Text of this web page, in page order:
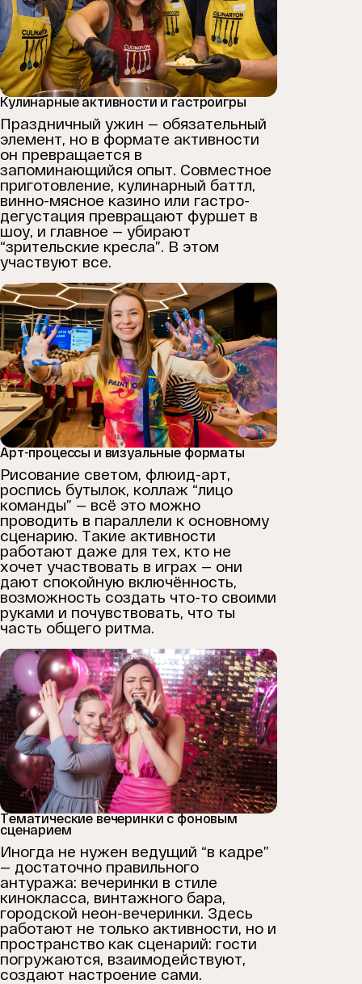
Кулинарные активности и гастроигры
Праздничный ужин — обязательный
элемент, но в формате активности
он превращается в
запоминающийся опыт. Совместное
приготовление, кулинарный баттл,
винно-мясное казино или гастро-
дегустация превращают фуршет в
шоу, и главное — убирают
“зрительские кресла”. В этом
участвуют все.
Арт-процессы и визуальные форматы
Рисование светом, флюид-арт,
роспись бутылок, коллаж “лицо
команды” — всё это можно
проводить в параллели к основному
сценарию. Такие активности
работают даже для тех, кто не
хочет участвовать в играх — они
дают спокойную включённость,
возможность создать что-то своими
руками и почувствовать, что ты
часть общего ритма.
Тематические вечеринки с фоновым
сценарием
Иногда не нужен ведущий “в кадре”
— достаточно правильного
антуража: вечеринки в стиле
кинокласса, винтажного бара,
городской неон-вечеринки. Здесь
работают не только активности, но и
пространство как сценарий: гости
погружаются, взаимодействуют,
создают настроение сами.